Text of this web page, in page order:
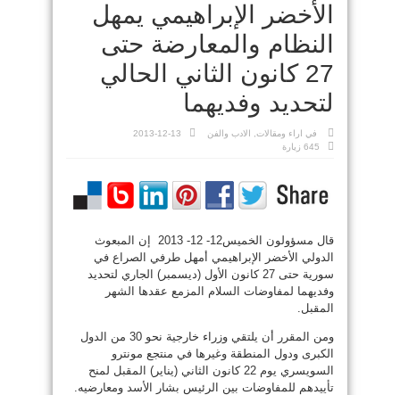
الأخضر الإبراهيمي يمهل
النظام والمعارضة حتى
27 كانون الثاني الحالي
لتحديد وفديهما
في اراء ومقالات الادب والفن
2013-12-13
645 زيارة
قال مسؤولون الخميس12- 12- 2013 إن المبعوث
الدولي الأخضر الإبراهيمي أمهل طرفي الصراع في
سورية حتى 27 كانون الأول (ديسمبر) الجاري لتحديد
وفديهما لمفاوضات السلام المزمع عقدها الشهر
المقبل.
ومن المقرر أن يلتقي وزراء خارجية نحو 30 من الدول
الكبرى ودول المنطقة وغيرها في منتجع مونترو
السويسري يوم 22 كانون الثاني (يناير) المقبل لمنح
تأييدهم للمفاوضات بين الرئيس بشار الأسد ومعارضيه.